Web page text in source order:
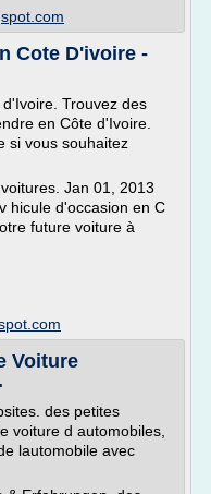
Cote D'ivoire -
Trouvez des
en Côte d'Ivoire.
si vous souhaitez
Jan 01, 2013
hicule d'occasion en C
future voiture à
Voiture
des petites
voiture d automobiles,
lautomobile avec